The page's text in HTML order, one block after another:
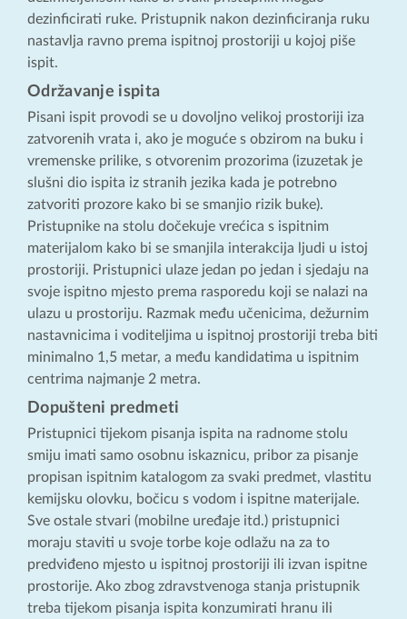
dezinficirati ruke. Pristupnik nakon dezinficiranja ruku
nastavlja ravno prema ispitnoj prostoriji u kojoj piše
ispit.
Održavanje ispita
Pisani ispit provodi se u dovoljno velikoj prostoriji iza
zatvorenih vrata i, ako je moguće s obzirom na buku i
vremenske prilike, s otvorenim prozorima (izuzetak je
slušni dio ispita iz stranih jezika kada je potrebno
zatvoriti prozore kako bi se smanjio rizik buke).
Pristupnike na stolu dočekuje vrećica s ispitnim
materijalom kako bi se smanjila interakcija ljudi u istoj
prostoriji. Pristupnici ulaze jedan po jedan i sjedaju na
svoje ispitno mjesto prema rasporedu koji se nalazi na
ulazu u prostoriju. Razmak među učenicima, dežurnim
nastavnicima i voditeljima u ispitnoj prostoriji treba biti
minimalno 1,5 metar, a među kandidatima u ispitnim
centrima najmanje 2 metra.
Dopušteni predmeti
Pristupnici tijekom pisanja ispita na radnome stolu
smiju imati samo osobnu iskaznicu, pribor za pisanje
propisan ispitnim katalogom za svaki predmet, vlastitu
kemijsku olovku, bočicu s vodom i ispitne materijale.
Sve ostale stvari (mobilne uređaje itd.) pristupnici
moraju staviti u svoje torbe koje odlažu na za to
predviđeno mjesto u ispitnoj prostoriji ili izvan ispitne
prostorije. Ako zbog zdravstvenoga stanja pristupnik
treba tijekom pisanja ispita konzumirati hranu ili